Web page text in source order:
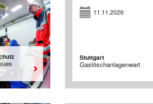
11.11.2026
Stuttgart
Gaslöschanlagenwart